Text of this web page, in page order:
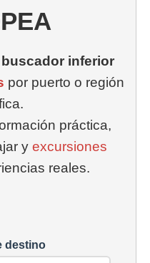
inferior
por puerto o región
práctica,
y excursiones
reales.
destino